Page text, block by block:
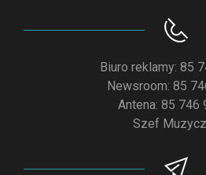
Biuro reklamy: 85
Newsroom: 85
Antena: 85 746
Szef